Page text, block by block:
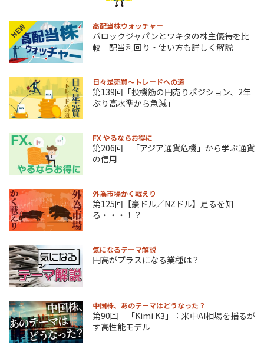
NEW 高配当株ウォッチャー
バロックジャパンとワキタの株主優待を比
較｜配当利回り・使い方も詳しく解説
日々是売買～トレードへの道
第139回「投機筋の円売りポジション、2年
ぶり高水準から急減」
FX やるならお得に
第206回 「アジア通貨危機」から学ぶ通貨
の信用
外為市場かく戦えり
第125回【豪ドル／NZドル】足るを知
る・・・！？
気になるテーマ解説
円高がプラスになる業種は？
中国株、あのテーマはどうなった？
第90回 「Kimi K3」：米中AI相場を揺るが
す高性能モデル